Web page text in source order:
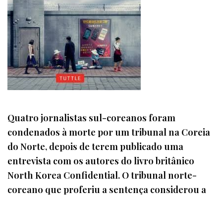
Quatro jornalistas sul-coreanos foram
condenados à morte por um tribunal na Coreia
do Norte, depois de terem publicado uma
entrevista com os autores do livro britânico
North Korea Confidential. O tribunal norte-
coreano que proferiu a sentença considerou a